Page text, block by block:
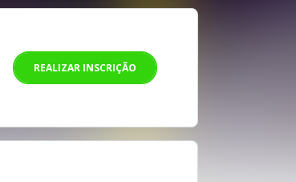
REALIZAR INSCRIÇÃO